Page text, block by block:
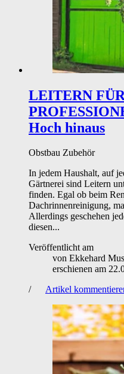
LEITERN
Hoch hinaus
Obstbau Zubehör
In jedem Haushalt, auf
Gärtnerei sind Leitern
finden. Egal ob beim
Dachrinnenreinigung,
Allerdings geschehen
diesen...
Veröffentlicht am
von Ekkehard
erschienen am
/
Artikel